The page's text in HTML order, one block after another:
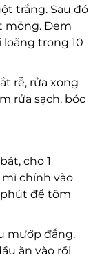
trắng. Sau đó
mỏng. Đem
trong 10
rễ, rửa xong
rửa sạch, bóc
cho 1
chính vào
để tôm
mướp đắng.
ăn vào rồi